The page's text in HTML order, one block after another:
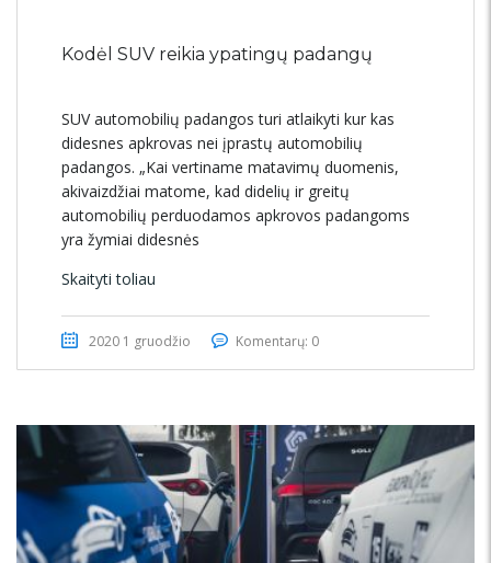
Kodėl SUV reikia ypatingų padangų
SUV automobilių padangos turi atlaikyti kur kas
didesnes apkrovas nei įprastų automobilių
padangos. „Kai vertiname matavimų duomenis,
akivaizdžiai matome, kad didelių ir greitų
automobilių perduodamos apkrovos padangoms
yra žymiai didesnės
Skaityti toliau
2020 1 gruodžio Komentarų: 0